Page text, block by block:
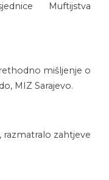
Muftijstva
mišljenje o
MIZ Sarajevo.
zahtjeve